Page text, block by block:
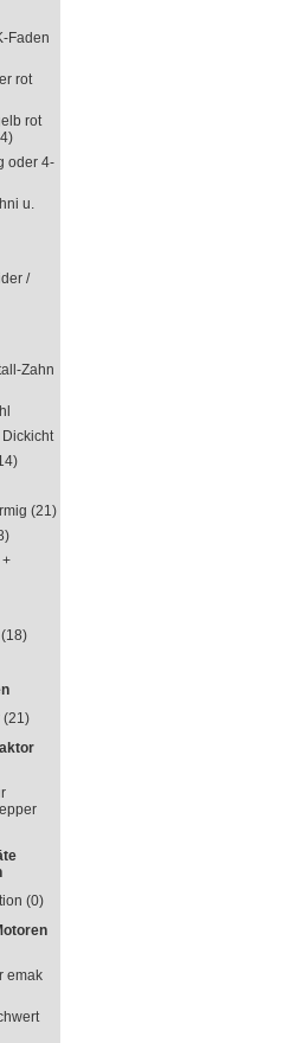
Faden
rot
rot
oder 4-
u.
/
Zahn
Dickicht
(21)
(18)
(21)
(0)
emak